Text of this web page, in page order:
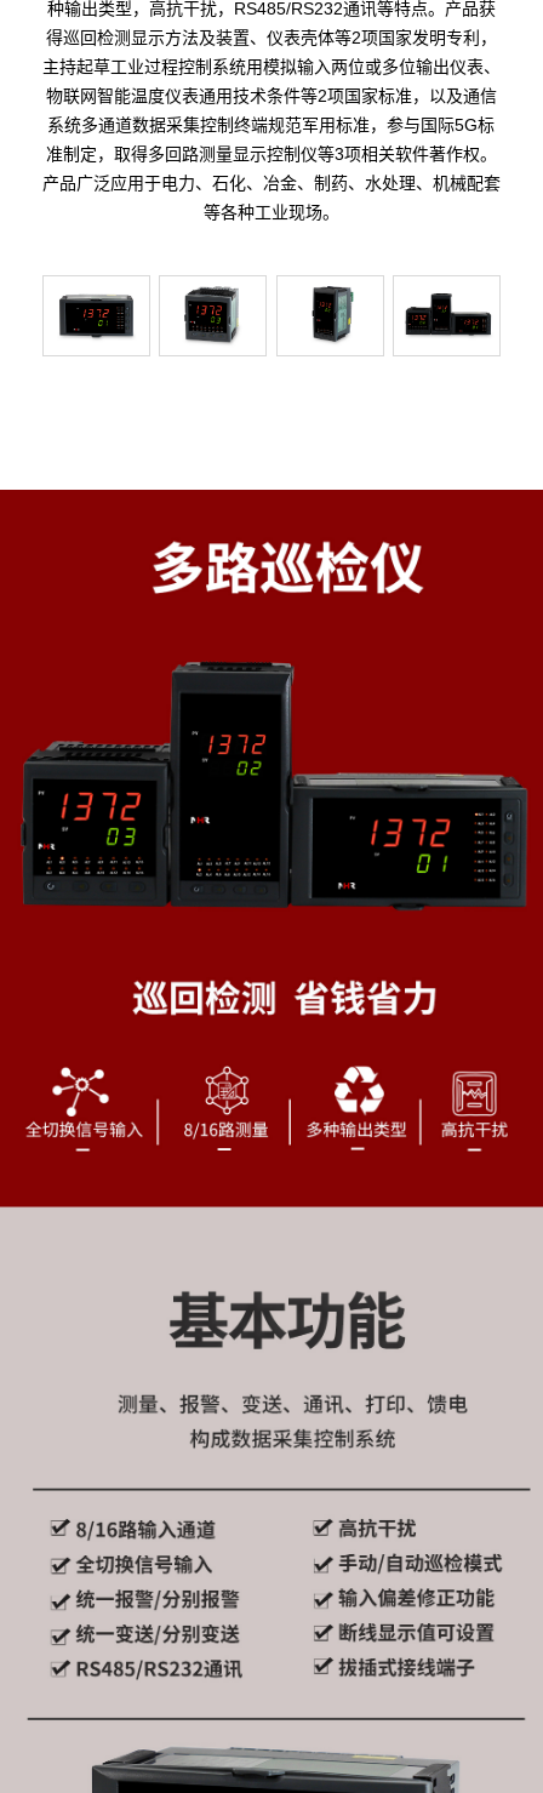
种输出类型，高抗干扰，RS485/RS232通讯等特点。产品获
得巡回检测显示方法及装置、仪表壳体等2项国家发明专利，
主持起草工业过程控制系统用模拟输入两位或多位输出仪表、
物联网智能温度仪表通用技术条件等2项国家标准，以及通信
系统多通道数据采集控制终端规范军用标准，参与国际5G标
准制定，取得多回路测量显示控制仪等3项相关软件著作权。
产品广泛应用于电力、石化、冶金、制药、水处理、机械配套
等各种工业现场。